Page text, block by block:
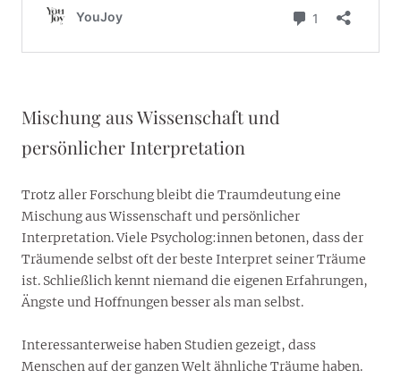
Mischung aus Wissenschaft und
persönlicher Interpretation
Trotz aller Forschung bleibt die Traumdeutung eine
Mischung aus Wissenschaft und persönlicher
Interpretation. Viele Psycholog:innen betonen, dass der
Träumende selbst oft der beste Interpret seiner Träume
ist. Schließlich kennt niemand die eigenen Erfahrungen,
Ängste und Hoffnungen besser als man selbst.
Interessanterweise haben Studien gezeigt, dass
Menschen auf der ganzen Welt ähnliche Träume haben.